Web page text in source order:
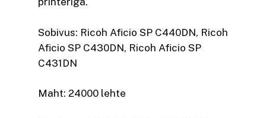
Sobivus: Ricoh Aficio SP C440DN, Ricoh
Aficio SP C430DN, Ricoh Aficio SP
C431DN
Maht: 24000 lehte